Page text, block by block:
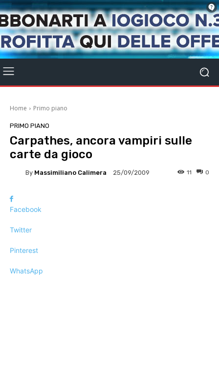
Home Primo piano
PRIMO PIANO
Carpathes, ancora vampiri sulle
carte da gioco
By Massimiliano Calimera 25/09/2009 0
11
Facebook
Twitter
Pinterest
WhatsApp